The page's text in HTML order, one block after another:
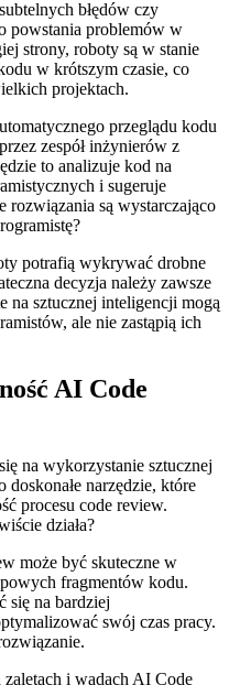
błędów czy
powstania problemów w
strony, roboty‌ są w stanie
w‌ krótszym ‌czasie, ⁣co
projektach.
przeglądu kodu
zespół inżynierów z⁤
to analizuje kod na
i sugeruje
rozwiązania są wystarczająco​
potrafią wykrywać drobne
decyzja należy zawsze
na sztucznej inteligencji mogą
ale nie zastąpią ich
AI Code
na wykorzystanie sztucznej
narzędzie, które
procesu code review.
działa?
może być skuteczne w
fragmentów kodu.
się na bardziej
swój czas pracy.
zaletach i ⁢wadach AI Code